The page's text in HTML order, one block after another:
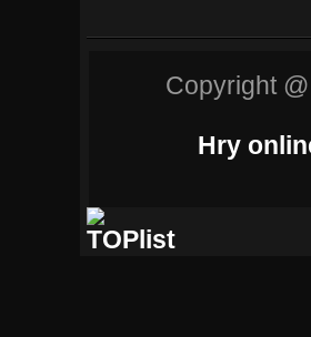
Copyright
Hry